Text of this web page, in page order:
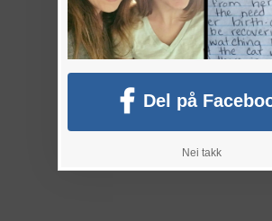
Del på
Nei takk